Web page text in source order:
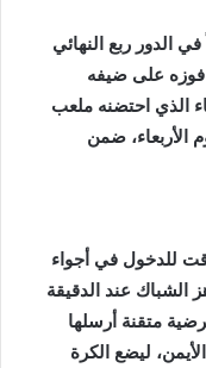
الدور ربع النهائي
2، إثر تكرار فوزه على ضيفه
الذي احتضنه ملعب
الأربعاء، ضمن
للدخول في أجواء
الشباك عند الدقيقة
متقنة أرسلها
ليضع الكرة